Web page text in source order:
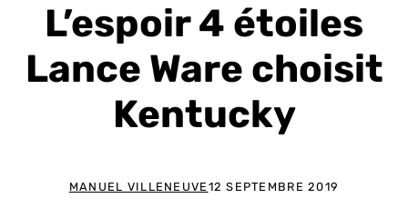
L’espoir 4 étoiles
Lance Ware choisit
Kentucky
MANUEL VILLENEUVE 12 SEPTEMBRE 2019